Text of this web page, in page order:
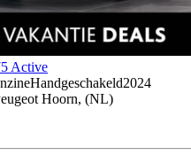
Active
Handgeschakeld2024
Hoorn, (NL)